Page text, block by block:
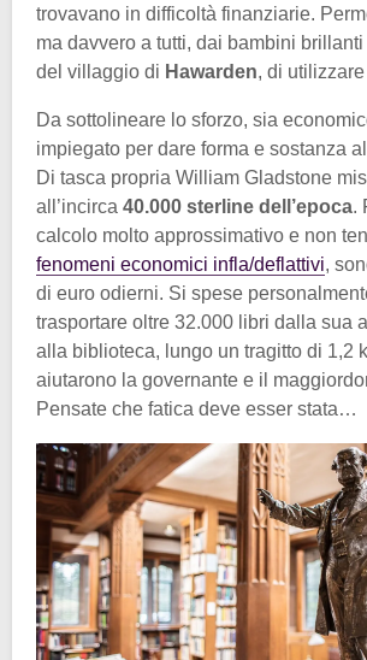
trovavano in difficoltà finanziarie.
ma davvero a tutti, dai bambini
del villaggio di Hawarden, di
Da sottolineare lo sforzo, sia
impiegato per dare forma e sostanza
Di tasca propria William Gladstone
all’incirca 40.000 sterline dell’epoca.
calcolo molto approssimativo e non
fenomeni economici infla/deflattivi,
di euro odierni. Si spese
trasportare oltre 32.000 libri dalla sua
alla biblioteca, lungo un tragitto di 1,2
aiutarono la governante e il
Pensate che fatica deve esser stata…